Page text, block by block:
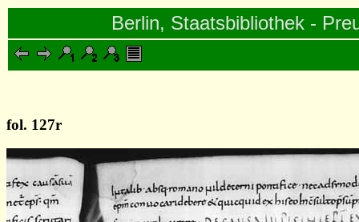
Berlin, Staatsbibliothek -
fol. 127r